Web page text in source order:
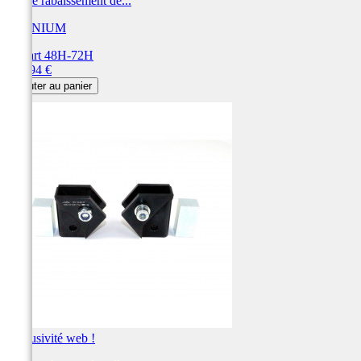
TECNIUM
Départ 48H-72H
269,94 €
Ajouter au panier
Exclusivité web !